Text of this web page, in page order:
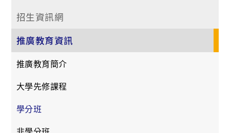
招生資訊網
推廣教育資訊
推廣教育簡介
大學先修課程
學分班